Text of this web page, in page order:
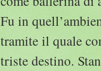
Fu in
tramite il quale
triste destino.